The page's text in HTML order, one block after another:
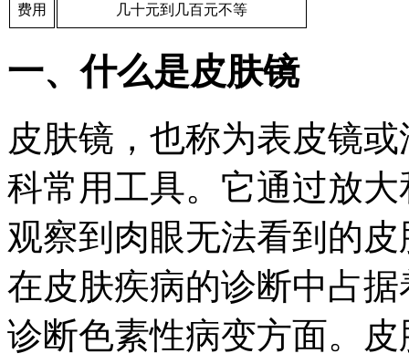
费用 几十元到几百元不等
一、什么是皮肤镜
皮肤镜，也称为表皮镜
科常用工具。它通过放
观察到肉眼无法看到的
在皮肤疾病的诊断中占
诊断色素性病变方面。